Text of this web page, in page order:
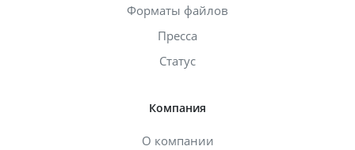
Форматы файлов
Пресса
Статус
Компания
О компании